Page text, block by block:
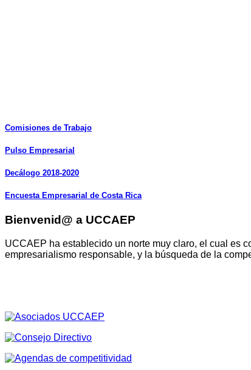
Comisiones de Trabajo
Pulso Empresarial
Decálogo 2018-2020
Encuesta Empresarial de Costa Rica
Bienvenid@ a UCCAEP
UCCAEP ha establecido un norte muy claro, el cual es
empresarialismo responsable, y la búsqueda de la